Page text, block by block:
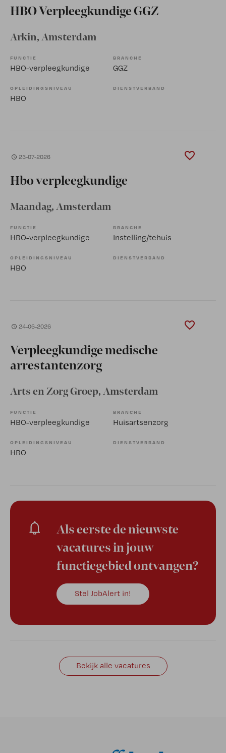
HBO Verpleegkundige GGZ
Arkin, Amsterdam
FUNCTIE
HBO-verpleegkundige
BRANCHE
GGZ
OPLEIDINGSNIVEAU
HBO
DIENSTVERBAND
23-07-2026
Hbo verpleegkundige
Maandag, Amsterdam
FUNCTIE
HBO-verpleegkundige
BRANCHE
Instelling/tehuis
OPLEIDINGSNIVEAU
HBO
DIENSTVERBAND
24-06-2026
Verpleegkundige medische
arrestantenzorg
Arts en Zorg Groep, Amsterdam
FUNCTIE
HBO-verpleegkundige
BRANCHE
Huisartsenzorg
OPLEIDINGSNIVEAU
HBO
DIENSTVERBAND
Als eerste de nieuwste
vacatures in jouw
functiegebied ontvangen?
Stel JobAlert in!
Bekijk alle vacatures